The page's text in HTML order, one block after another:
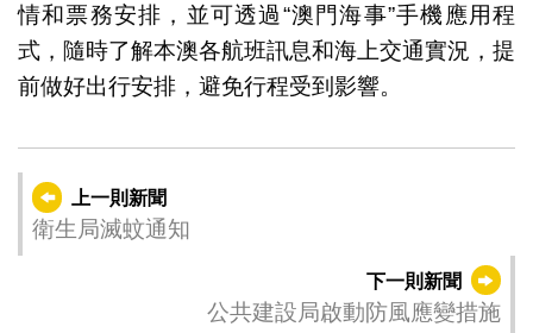
情和票務安排，並可透過“澳門海事”手機應用程
式，隨時了解本澳各航班訊息和海上交通實況，提
前做好出行安排，避免行程受到影響。
上一則新聞
衛生局滅蚊通知
下一則新聞
公共建設局啟動防風應變措施